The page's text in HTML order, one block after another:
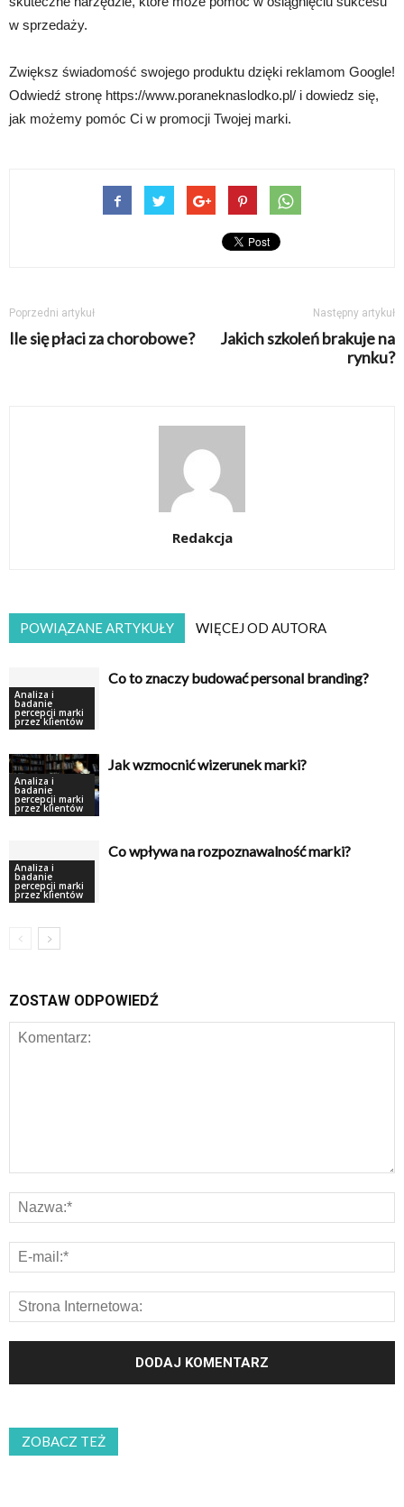
w sprzedaży.
Zwiększ świadomość swojego produktu dzięki reklamom Google!
Odwiedź stronę https://www.poraneknaslodko.pl/ i dowiedz się,
jak możemy pomóc Ci w promocji Twojej marki.
Poprzedni artykuł
Ile się płaci za chorobowe?
Następny artykuł
Jakich szkoleń brakuje na
rynku?
Redakcja
POWIĄZANE ARTYKUŁY WIĘCEJ OD AUTORA
Analiza i
badanie
percepcji marki
przez klientów
Co to znaczy budować personal branding?
Analiza i
badanie
percepcji marki
przez klientów
Jak wzmocnić wizerunek marki?
Analiza i
badanie
percepcji marki
przez klientów
Co wpływa na rozpoznawalność marki?
ZOSTAW ODPOWIEDŹ
ZOBACZ TEŻ